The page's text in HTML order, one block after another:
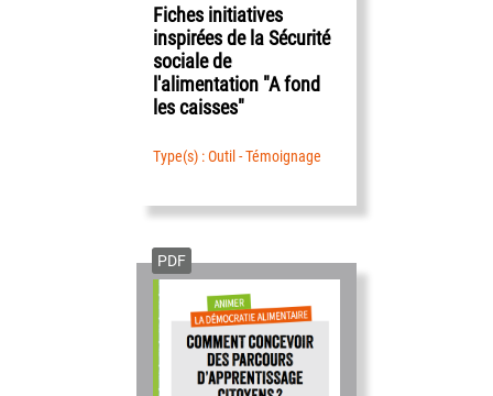
Fiches initiatives
inspirées de la Sécurité
sociale de
l'alimentation "A fond
les caisses"
Type(s) : Outil - Témoignage
PDF